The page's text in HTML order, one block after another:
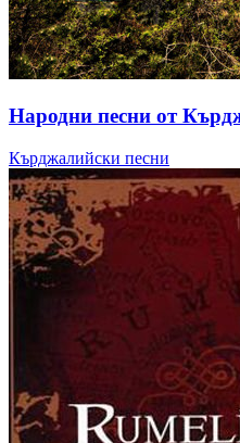
Народни песни от
Кърджалийски песни